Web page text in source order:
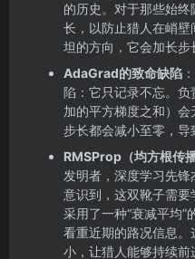
的历史。对于那些始
长，以防止猎人在峭
坦的方向，它会加长步
AdaGrad的致命缺陷
陷：它只记录不忘。
加的平方梯度之和）
步长都会减小至零，导
RMSProp（均方根传播
发明者，深度学习先锋
意识到，这双靴子需
采用了一种“衰减平均”
看重近期的路况信息
小，让猎人能够持续前